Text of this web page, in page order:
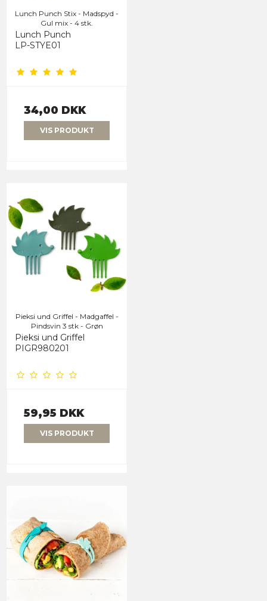
Lunch Punch Stix - Madspyd -
Gul mix - 4 stk.
Lunch Punch
LP-STYE01
34,00 DKK
VIS PRODUKT
Pieksi und Griffel - Madgaffel -
Pindsvin 3 stk - Grøn
Pieksi und Griffel
PIGR980201
59,95 DKK
VIS PRODUKT